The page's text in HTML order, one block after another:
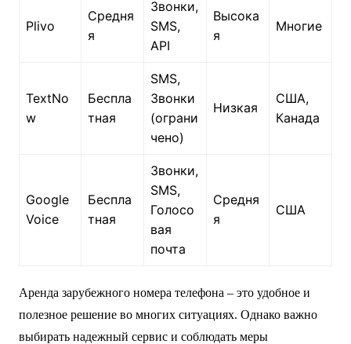
Plivo
Средня
я
Звонки,
SMS,
API
Высока
я
Многие
TextNo
w
Беспла
тная
SMS,
Звонки
(ограни
чено)
Низкая
США,
Канада
Google
Voice
Беспла
тная
Звонки,
SMS,
Голосо
вая
почта
Средня
я
США
Аренда зарубежного номера телефона – это удобное и
полезное решение во многих ситуациях. Однако важно
выбирать надежный сервис и соблюдать меры